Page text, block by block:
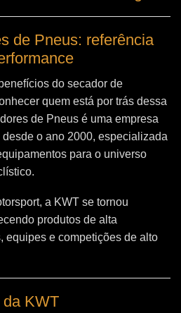
de Pneus: referência
do secador de
quem está por trás dessa
de Pneus é uma empresa
o ano 2000, especializada
para o universo
a KWT se tornou
produtos de alta
equipes e competições de alto
KWT